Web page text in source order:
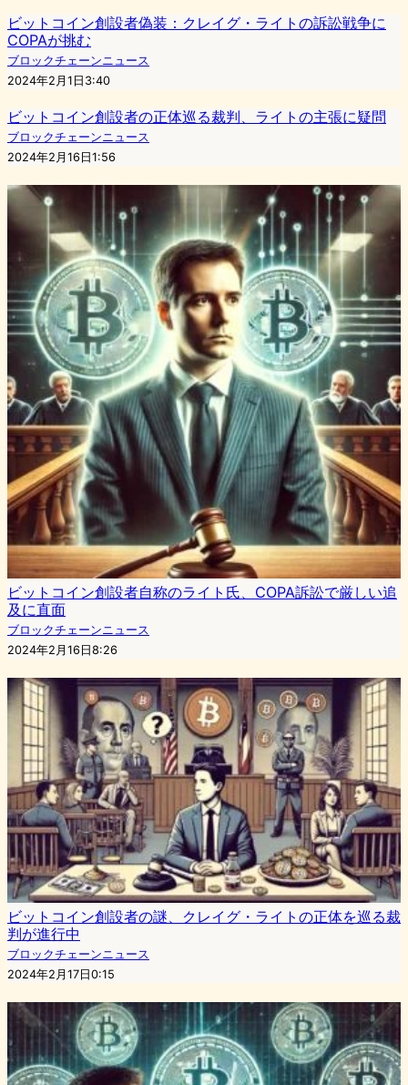
ビットコイン創設者偽装：クレイグ・ライトの訴訟戦争に
COPAが挑む
ブロックチェーンニュース
2024年2月1日3:40
ビットコイン創設者の正体巡る裁判、ライトの主張に疑問
ブロックチェーンニュース
2024年2月16日1:56
ビットコイン創設者自称のライト氏、COPA訴訟で厳しい追
及に直面
ブロックチェーンニュース
2024年2月16日8:26
ビットコイン創設者の謎、クレイグ・ライトの正体を巡る裁
判が進行中
ブロックチェーンニュース
2024年2月17日0:15